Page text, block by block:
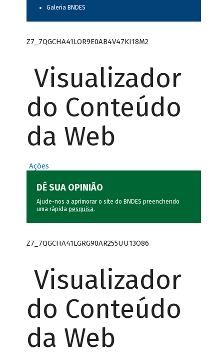
Galeria BNDES
Z7_7QGCHA41LOR9E0AB4V47KI18M2
Visualizador
do Conteúdo
da Web
Ações
DÊ SUA OPINIÃO
Ajude-nos a aprimorar o site do BNDES preenchendo
uma rápida pesquisa.
Z7_7QGCHA41LGRG90AR255UU13O86
Visualizador
do Conteúdo
da Web